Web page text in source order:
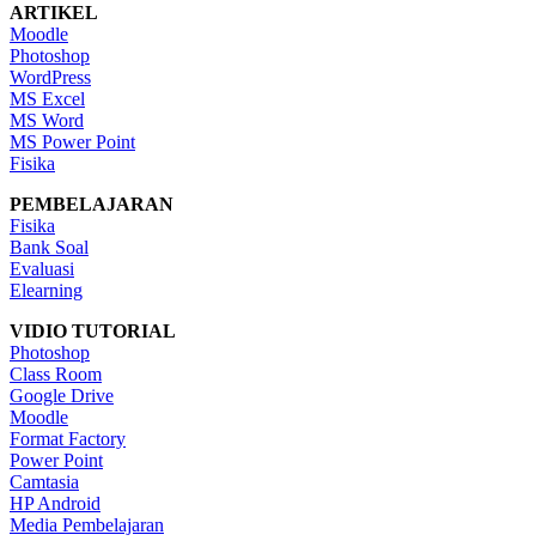
ARTIKEL
Moodle
Photoshop
WordPress
MS Excel
MS Word
MS Power Point
Fisika
PEMBELAJARAN
Fisika
Bank Soal
Evaluasi
Elearning
VIDIO TUTORIAL
Photoshop
Class Room
Google Drive
Moodle
Format Factory
Power Point
Camtasia
HP Android
Media Pembelajaran